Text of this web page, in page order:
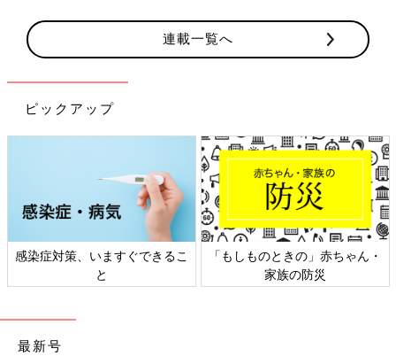
連載一覧へ
ピックアップ
感染症対策、いますぐできるこ
と
「もしものときの」赤ちゃん・
家族の防災
最新号